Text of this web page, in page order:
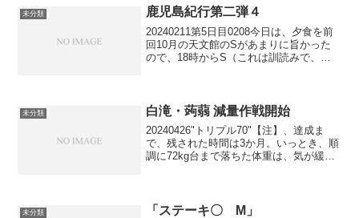
未分類 鹿児島紀行第二弾４
20240211第5日目0208今日は、夕食を前
回10月の天文館のSがあまりに旨かった
ので、18時からS（これは訓読みで、正
間を...
未分類 白滝・蒟蒻 減量作戦開始
20240426"トリプル70"【注】、達成ま
で、残された時間は3か月。いっとき、順
調に72kg台まで落ちた体重は、気が緩ん
滝...
未分類 「ステーキ〇 M」